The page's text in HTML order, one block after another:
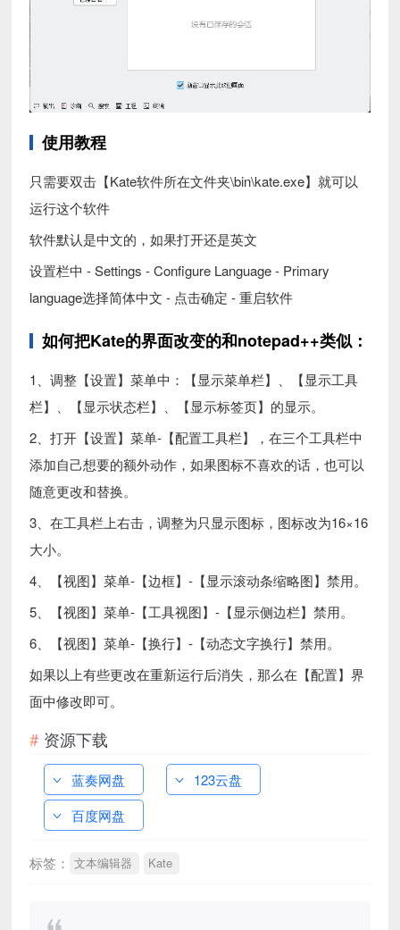
使用教程
只需要双击【Kate软件所在文件夹\bin\kate.exe】就可以
运行这个软件
软件默认是中文的，如果打开还是英文
设置栏中 - Settings - Configure Language - Primary
language选择简体中文 - 点击确定 - 重启软件
如何把Kate的界面改变的和notepad++类似：
1、调整【设置】菜单中：【显示菜单栏】、【显示工具
栏】、【显示状态栏】、【显示标签页】的显示。
2、打开【设置】菜单-【配置工具栏】，在三个工具栏中
添加自己想要的额外动作，如果图标不喜欢的话，也可以
随意更改和替换。
3、在工具栏上右击，调整为只显示图标，图标改为16×16
大小。
4、【视图】菜单-【边框】-【显示滚动条缩略图】禁用。
5、【视图】菜单-【工具视图】-【显示侧边栏】禁用。
6、【视图】菜单-【换行】-【动态文字换行】禁用。
如果以上有些更改在重新运行后消失，那么在【配置】界
面中修改即可。
资源下载
蓝奏网盘
123云盘
百度网盘
标签： 文本编辑器 Kate